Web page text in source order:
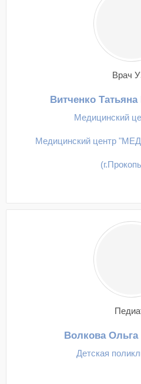
Врач
Витченко
Медицинский
Медицинский центр
Волкова
Детская